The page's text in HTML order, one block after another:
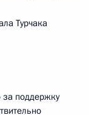
Турчака
поддержку